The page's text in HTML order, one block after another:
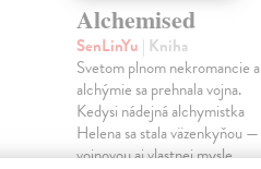
Alchemised
SenLinYu | Kniha
Svetom plnom nekromancie a
alchýmie sa prehnala vojna.
Kedysi nádejná alchymistka
Helena sa stala väzenkyňou —
vojnovou aj vlastnej mysle.